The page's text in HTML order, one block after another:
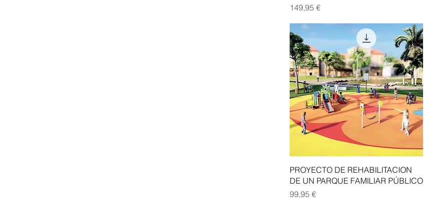
Precio
149,95 €
Vista rápida
PROYECTO DE REHABILITACION
DE UN PARQUE FAMILIAR PÚBLICO
Precio
99,95 €